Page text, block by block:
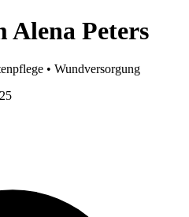
Alena Peters
• Wundversorgung